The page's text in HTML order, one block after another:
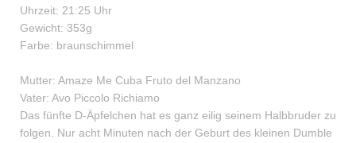
Uhrzeit: 21:25 Uhr
Gewicht: 353g
Farbe: braunschimmel
Mutter: Amaze Me Cuba Fruto del Manzano
Vater: Avo Piccolo Richiamo
Das fünfte D-Äpfelchen hat es ganz eilig seinem Halbbruder zu
folgen. Nur acht Minuten nach der Geburt des kleinen Dumble